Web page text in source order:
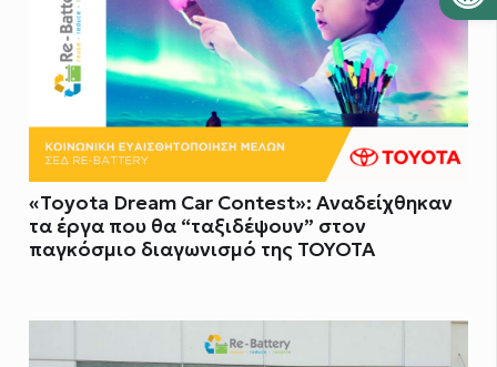
«Toyota Dream Car Contest»: Αναδείχθηκαν
τα έργα που θα “ταξιδέψουν” στον
παγκόσμιο διαγωνισμό της TOYOTA